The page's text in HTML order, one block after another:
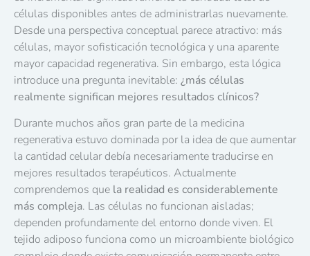
células disponibles antes de administrarlas nuevamente.
Desde una perspectiva conceptual parece atractivo: más
células, mayor sofisticación tecnológica y una aparente
mayor capacidad regenerativa. Sin embargo, esta lógica
introduce una pregunta inevitable: ¿más células
realmente significan mejores resultados clínicos?
Durante muchos años gran parte de la medicina
regenerativa estuvo dominada por la idea de que aumentar
la cantidad celular debía necesariamente traducirse en
mejores resultados terapéuticos. Actualmente
comprendemos que la realidad es considerablemente
más compleja. Las células no funcionan aisladas;
dependen profundamente del entorno donde viven. El
tejido adiposo funciona como un microambiente biológico